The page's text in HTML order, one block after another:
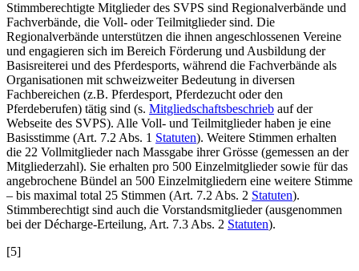
Stimmberechtigte Mitglieder des SVPS sind Regionalverbände und
Fachverbände, die Voll- oder Teilmitglieder sind. Die
Regionalverbände unterstützen die ihnen angeschlossenen Vereine
und engagieren sich im Bereich Förderung und Ausbildung der
Basisreiterei und des Pferdesports, während die Fachverbände als
Organisationen mit schweizweiter Bedeutung in diversen
Fachbereichen (z.B. Pferdesport, Pferdezucht oder den
Pferdeberufen) tätig sind (s. Mitgliedschaftsbeschrieb auf der
Webseite des SVPS). Alle Voll- und Teilmitglieder haben je eine
Basisstimme (Art. 7.2 Abs. 1 Statuten). Weitere Stimmen erhalten
die 22 Vollmitglieder nach Massgabe ihrer Grösse (gemessen an der
Mitgliederzahl). Sie erhalten pro 500 Einzelmitglieder sowie für das
angebrochene Bündel an 500 Einzelmitgliedern eine weitere Stimme
– bis maximal total 25 Stimmen (Art. 7.2 Abs. 2 Statuten).
Stimmberechtigt sind auch die Vorstandsmitglieder (ausgenommen
bei der Décharge-Erteilung, Art. 7.3 Abs. 2 Statuten).
[5]